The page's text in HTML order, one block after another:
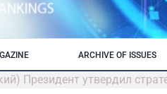
ARCHIVE OF ISSUES
Президент утвердил